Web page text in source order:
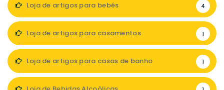
Loja de artigos para bebés 4
Loja de artigos para casamentos 1
Loja de artigos para casas de banho 1